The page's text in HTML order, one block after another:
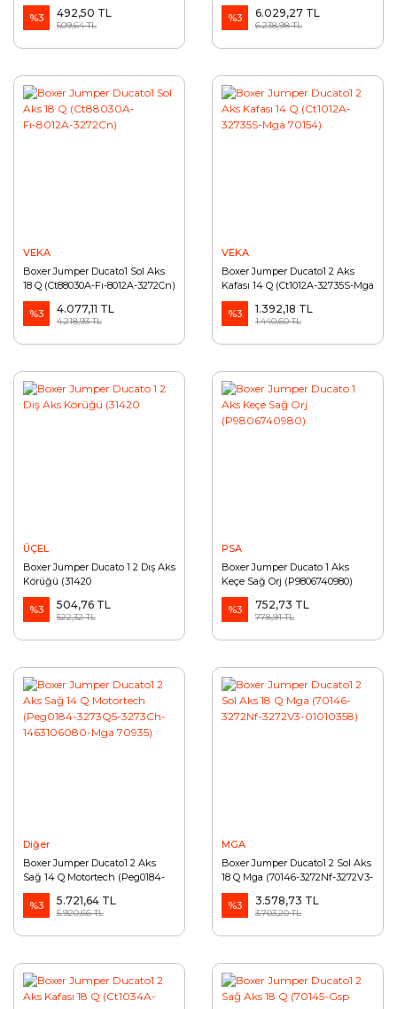
9564479588)
%3
492,50 TL
509,64 TL
3272Ck-1463107080-Fı8081A)
%3
6.029,27 TL
6.238,98 TL
VEKA
Boxer Jumper Ducato1 Sol Aks
18 Q (Ct88030A-Fı-8012A-3272Cn)
%3 4.077,11 TL
4.218,93 TL
VEKA
Boxer Jumper Ducato1 2 Aks
Kafası 14 Q (Ct1012A-32735S-Mga
70154)
%3
1.392,18 TL
1.440,60 TL
ÜÇEL
Boxer Jumper Ducato 1 2 Dış Aks
Körüğü (31420
%3 504,76 TL
522,32 TL
PSA
Boxer Jumper Ducato 1 Aks
Keçe Sağ Orj (P9806740980)
%3 752,73 TL
778,91 TL
Diğer
Boxer Jumper Ducato1 2 Aks
Sağ 14 Q Motortech (Peg0184-
3273Q5-3273Ch-1463106080-Mga
70935)
%3 5.721,64 TL
5.920,66 TL
MGA
Boxer Jumper Ducato1 2 Sol Aks
18 Q Mga (70146-3272Nf-3272V3-
01010358)
%3
3.578,73 TL
3.703,20 TL